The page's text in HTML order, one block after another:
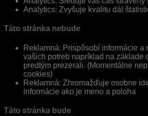
Analytics: Zvyšuje kvalitu dát
Táto stránka nebude
Reklamná: Prispôsobí informácie a
vašich potreb napríklad na základe
predtým prezerali. (Momentálne
cookies)
Reklamná: Zhromažďuje osobne
informácie ako je meno a poloha
Táto stránka bude